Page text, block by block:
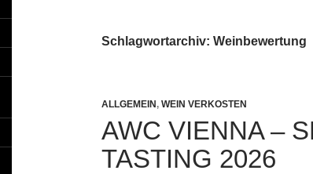
Schlagwortarchiv: Weinbewertung
ALLGEMEIN , WEIN VERKOSTEN
AWC VIENNA –
TASTING 2026